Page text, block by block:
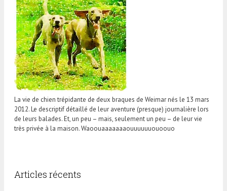
La vie de chien trépidante de deux braques de Weimar nés le 13 mars
2012. Le descriptif détaillé de leur aventure (presque) journalière lors
de leurs balades. Et, un peu – mais, seulement un peu – de leur vie
très privée à la maison. Waoouaaaaaaaouuuuuuouoouo
Articles récents